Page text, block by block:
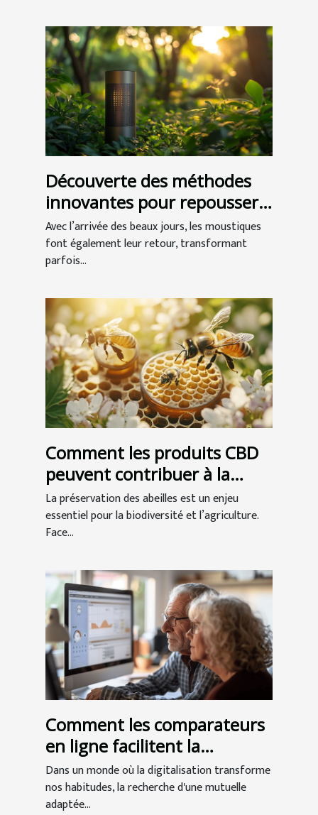
Découverte des méthodes
innovantes pour repousser
les moustiques
Avec l’arrivée des beaux jours, les moustiques
font également leur retour, transformant
parfois...
Comment les produits CBD
peuvent contribuer à la
préservation des abeilles ?
La préservation des abeilles est un enjeu
essentiel pour la biodiversité et l’agriculture.
Face...
Comment les comparateurs
en ligne facilitent la
recherche de mutuelles
seniors
Dans un monde où la digitalisation transforme
nos habitudes, la recherche d'une mutuelle
adaptée...